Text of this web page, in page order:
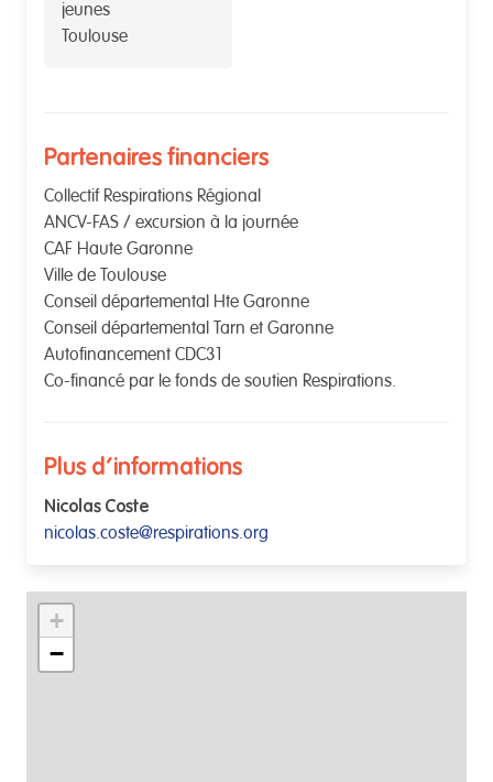
jeunes
Toulouse
Partenaires financiers
Collectif Respirations Régional
ANCV-FAS / excursion à la journée
CAF Haute Garonne
Ville de Toulouse
Conseil départemental Hte Garonne
Conseil départemental Tarn et Garonne
Autofinancement CDC31
Co-financé par le fonds de soutien Respirations.
Plus d'informations
Nicolas Coste
nicolas.coste@respirations.org
+
−